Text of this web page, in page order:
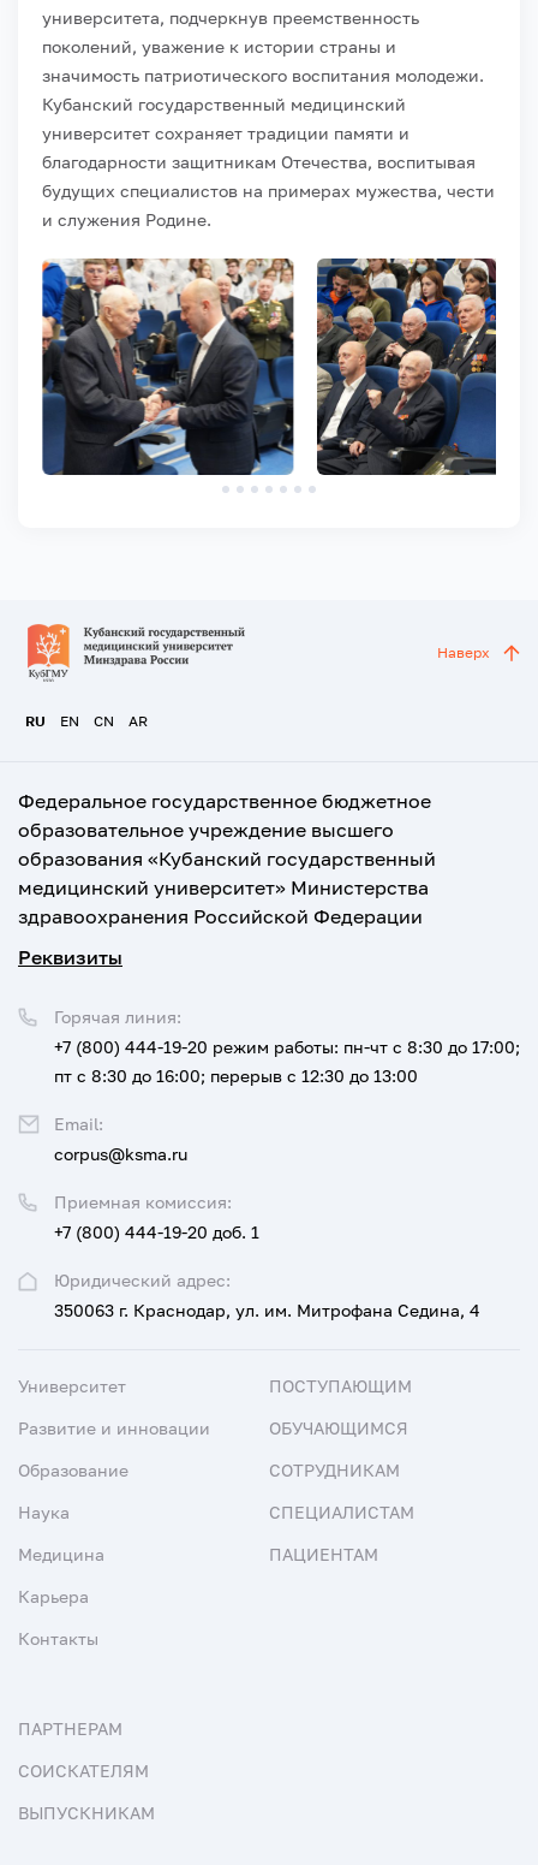
университета, подчеркнув преемственность
поколений, уважение к истории страны и
значимость патриотического воспитания молодежи.
Кубанский государственный медицинский
университет сохраняет традиции памяти и
благодарности защитникам Отечества, воспитывая
будущих специалистов на примерах мужества, чести
и служения Родине.
RU EN CN AR
Наверх
Федеральное государственное бюджетное
образовательное учреждение высшего
образования «Кубанский государственный
медицинский университет» Министерства
здравоохранения Российской Федерации
Реквизиты
Юридический адрес:
350063 г. Краснодар, ул. им. Митрофана Седина, 4
Приемная комиссия:
+7 (800) 444-19-20 доб. 1
Горячая линия:
+7 (800) 444-19-20 режим работы: пн-чт с 8:30 до 17:00;
пт с 8:30 до 16:00; перерыв с 12:30 до 13:00
Email:
corpus@ksma.ru
Университет
Развитие и инновации
Образование
Наука
Медицина
Карьера
Контакты
ПОСТУПАЮЩИМ
ОБУЧАЮЩИМСЯ
СОТРУДНИКАМ
СПЕЦИАЛИСТАМ
ПАЦИЕНТАМ
ПАРТНЕРАМ
СОИСКАТЕЛЯМ
ВЫПУСКНИКАМ